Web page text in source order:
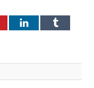
LinkedInTumblr